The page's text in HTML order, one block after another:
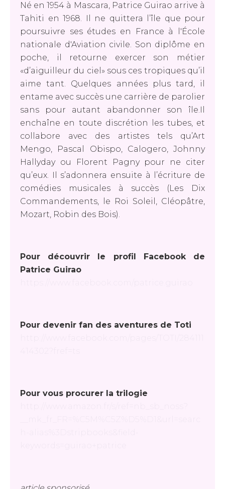
Né en 1954 à Mascara, Patrice Guirao arrive à
Tahiti en 1968. Il ne quittera l’île que pour
poursuivre ses études en France à l'École
nationale d'Aviation civile. Son diplôme en
poche, il retourne exercer son métier
«d’aiguilleur du ciel» sous ces tropiques qu’il
aime tant. Quelques années plus tard, il
entame avec succès une carrière de parolier
sans pour autant abandonner son île.Il
enchaîne en toute discrétion les tubes, et
collabore avec des artistes tels qu’Art
Mengo, Pascal Obispo, Calogero, Johnny
Hallyday ou Florent Pagny pour ne citer
qu’eux. Il s’adonnera ensuite à l’écriture de
comédies musicales à succès (Les Dix
Commandements, le Roi Soleil, Cléopâtre,
Mozart, Robin des Bois).
Pour découvrir le profil Facebook de
Patrice Guirao
Pour devenir fan des aventures de Toti
Pour vous procurer la trilogie